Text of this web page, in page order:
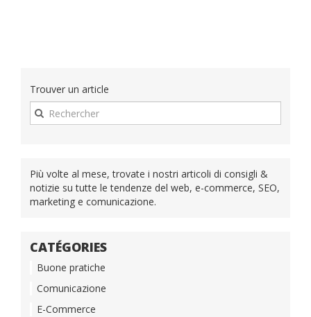
Trouver un article
Più volte al mese, trovate i nostri articoli di consigli &
notizie su tutte le tendenze del web, e-commerce, SEO,
marketing e comunicazione.
CATÉGORIES
Buone pratiche
Comunicazione
E-Commerce